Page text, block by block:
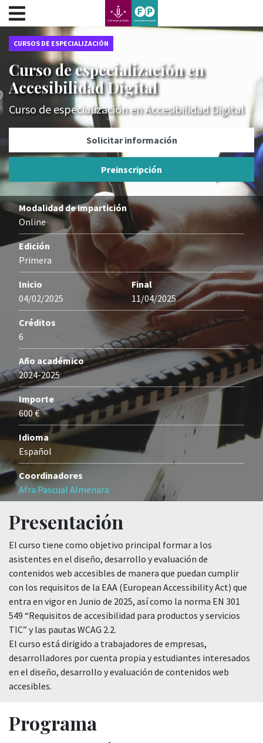
???label.access.jump.content???
???label.access.jump.header???
???label.access.jump.footer???
???label.access.jump.menu???
CURSOS DE ESPECIALIZACIÓN
Curso de especialización en
Accesibilidad Digital
Curso de especialización en Accesibilidad Digital
Solicitar información
Preinscripción
Modalidad de impartición
Online
Edición
Primera
Inicio
04/02/2025
Final
11/04/2025
Créditos
6
Año académico
2024-2025
Importe
600 €
Idioma
Español
Coordinadores
Afra Pascual Almenara
Presentación
El curso tiene como objetivo principal formar a los
asistentes en el diseño, desarrollo y evaluación de
contenidos web accesibles de manera que puedan cumplir
con los requisitos de la EAA (European Accessibility Act) que
entra en vigor en Junio de 2025, así como la norma EN 301
549 “Requisitos de accesibilidad para productos y servicios
TIC” y las pautas WCAG 2.2.
El curso está dirigido a trabajadores de empresas,
desarrolladores por cuenta propia y estudiantes interesados
en el diseño, desarrollo y evaluación de contenidos web
accesibles.
Programa